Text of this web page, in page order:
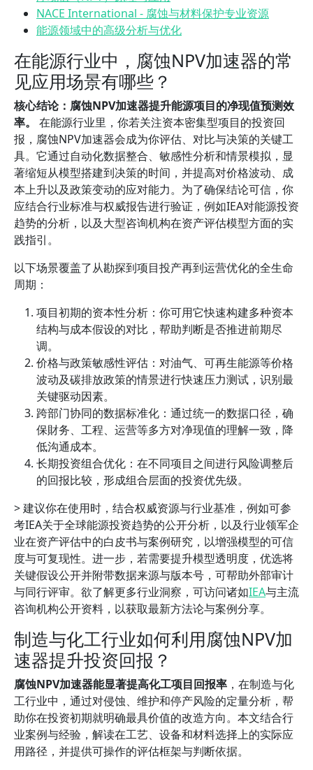
NACE International - 腐蚀与材料保护专业资源
能源领域中的高级分析与优化
在能源行业中，腐蚀NPV加速器的常
见应用场景有哪些？
核心结论：腐蚀NPV加速器提升能源项目的净现值预测效
率。
在能源行业里，你若关注资本密集型项目的投资回
报，腐蚀NPV加速器会成为你评估、对比与决策的关键工
具。它通过自动化数据整合、敏感性分析和情景模拟，显
著缩短从模型搭建到决策的时间，并提高对价格波动、成
本上升以及政策变动的应对能力。为了确保结论可信，你
应结合行业标准与权威报告进行验证，例如IEA对能源投资
趋势的分析，以及大型咨询机构在资产评估模型方面的实
践指引。
以下场景覆盖了从勘探到项目投产再到运营优化的全生命
周期：
项目初期的资本性分析：你可用它快速构建多种资本
结构与成本假设的对比，帮助判断是否推进前期尽
调。
价格与政策敏感性评估：对油气、可再生能源等价格
波动及碳排放政策的情景进行快速压力测试，识别最
关键驱动因素。
跨部门协同的数据标准化：通过统一的数据口径，确
保財务、工程、运营等多方对净现值的理解一致，降
低沟通成本。
长期投资组合优化：在不同项目之间进行风险调整后
的回报比较，形成组合层面的投资优先级。
> 建议你在使用时，结合权威资源与行业基准，例如可参
考IEA关于全球能源投资趋势的公开分析，以及行业领军企
业在资产评估中的白皮书与案例研究，以增强模型的可信
度与可复现性。进一步，若需要提升模型透明度，优选将
关键假设公开并附带数据来源与版本号，可帮助外部审计
与同行评审。欲了解更多行业洞察，可访问诸如IEA与主流
咨询机构公开资料，以获取最新方法论与案例分享。
制造与化工行业如何利用腐蚀NPV加
速器提升投资回报？
腐蚀NPV加速器能显著提高化工项目回报率 ，在制造与化
工行业中，通过对侵蚀、维护和停产风险的定量分析，帮
助你在投资初期就明确最具价值的改造方向。本文结合行
业案例与经验，解读在工艺、设备和材料选择上的实际应
用路径，并提供可操作的评估框架与判断依据。